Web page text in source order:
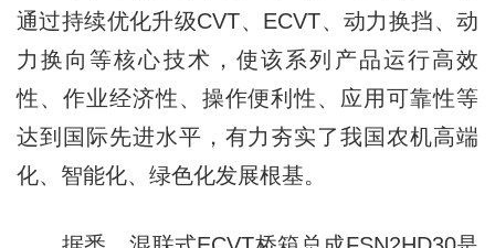
通过持续优化升级CVT、ECVT、动力换挡、动
力换向等核心技术，使该系列产品运行高效
性、作业经济性、操作便利性、应用可靠性等
达到国际先进水平，有力夯实了我国农机高端
化、智能化、绿色化发展根基。